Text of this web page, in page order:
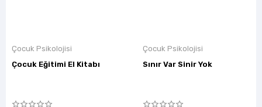
Çocuk Psikolojisi
Çocuk Eğitimi El Kitabı
Çocuk Psikolojisi
Sınır Var Sinir Yok